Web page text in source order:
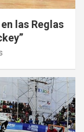
las Reglas